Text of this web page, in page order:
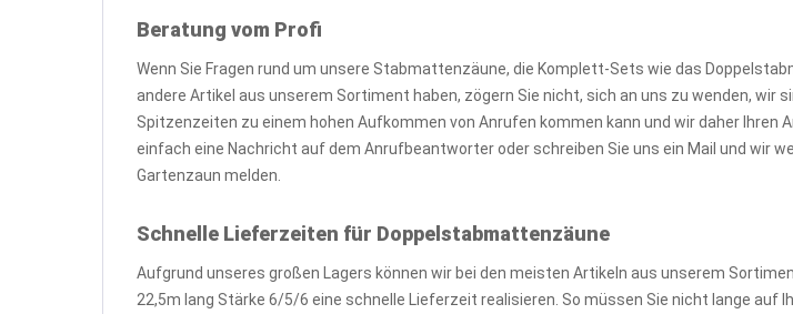
Beratung vom Profi
Wenn Sie Fragen rund um unsere Stabmattenzäune, die Komplett-Sets wie das
andere Artikel aus unserem Sortiment haben, zögern Sie nicht, sich an uns zu wenden, wir
Spitzenzeiten zu einem hohen Aufkommen von Anrufen kommen kann und wir daher
einfach eine Nachricht auf dem Anrufbeantworter oder schreiben Sie uns ein Mail und wir
Gartenzaun melden.
Schnelle Lieferzeiten für Doppelstabmattenzäune
Aufgrund unseres großen Lagers können wir bei den meisten Artikeln aus unserem
22,5m lang Stärke 6/5/6 eine schnelle Lieferzeit realisieren. So müssen Sie nicht lange